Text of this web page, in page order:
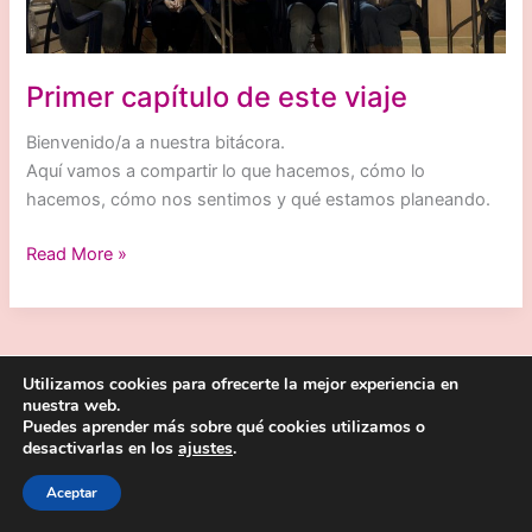
Primer capítulo de este viaje
Bienvenido/a a nuestra bitácora.
Aquí vamos a compartir lo que hacemos, cómo lo
hacemos, cómo nos sentimos y qué estamos planeando.
Primer
de
Read More »
Copyright © 2026 | Sitio web desarrollado por Duando
Utilizamos cookies para ofrecerte la mejor experiencia en
nuestra web.
Puedes aprender más sobre qué cookies utilizamos o
desactivarlas en los ajustes.
Aceptar